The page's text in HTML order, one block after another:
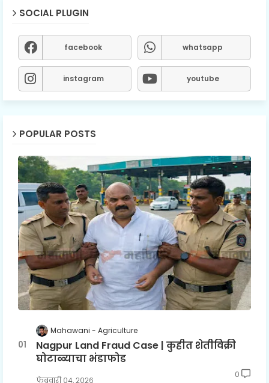
SOCIAL PLUGIN
facebook whatsapp
instagram youtube
POPULAR POSTS
Mahawani Agriculture
Nagpur Land Fraud Case | कुहीत शेतीविक्री
घोटाळ्याचा भंडाफोड
फेब्रुवारी ०४, २०२६
0